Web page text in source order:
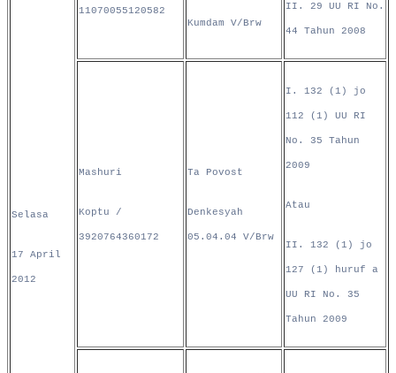
Selasa
17 April
2012
11070055120582
Kumdam V/Brw
II. 29 UU RI No.
44 Tahun 2008
Mashuri
Koptu /
3920764360172
Ta Povost
Denkesyah
05.04.04 V/Brw
I. 132 (1) jo
112 (1) UU RI
No. 35 Tahun
2009
Atau
II. 132 (1) jo
127 (1) huruf a
UU RI No. 35
Tahun 2009